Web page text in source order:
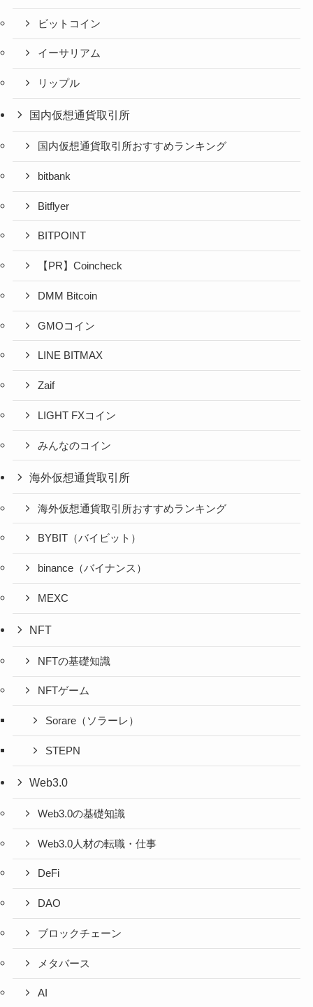
ビットコイン
イーサリアム
リップル
国内仮想通貨取引所
国内仮想通貨取引所おすすめランキング
bitbank
Bitflyer
BITPOINT
【PR】Coincheck
DMM Bitcoin
GMOコイン
LINE BITMAX
Zaif
LIGHT FXコイン
みんなのコイン
海外仮想通貨取引所
海外仮想通貨取引所おすすめランキング
BYBIT（バイビット）
binance（バイナンス）
MEXC
NFT
NFTの基礎知識
NFTゲーム
Sorare（ソラーレ）
STEPN
Web3.0
Web3.0の基礎知識
Web3.0人材の転職・仕事
DeFi
DAO
ブロックチェーン
メタバース
AI